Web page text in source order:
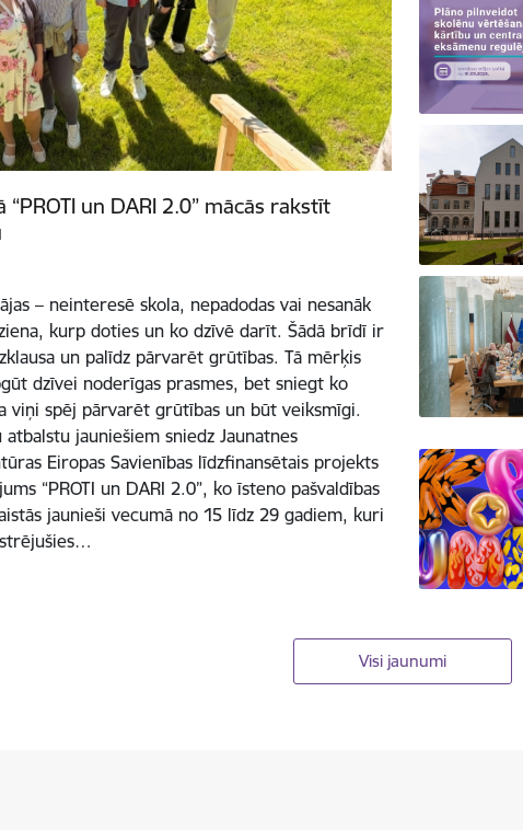
un DARI 2.0” mācās rakstīt
– neinteresē skola, nepadodas vai nesanāk
kurp doties un ko dzīvē darīt. Šādā brīdī ir
un palīdz pārvarēt grūtības. Tā mērķis
dzīvei noderīgas prasmes, bet sniegt ko
viņi spēj pārvarēt grūtības un būt veiksmīgi.
jauniešiem sniedz Jaunatnes
Eiropas Savienības līdzfinansētais projekts
“PROTI un DARI 2.0”, ko īsteno pašvaldības
jaunieši vecumā no 15 līdz 29 gadiem, kuri
Visi jaunumi